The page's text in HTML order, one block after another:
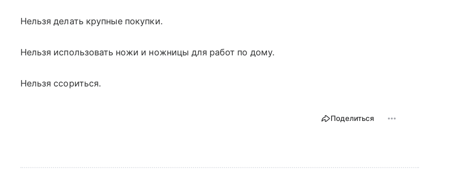
Нельзя делать крупные покупки.
Нельзя использовать ножи и ножницы для работ по дому.
Нельзя ссориться.
Поделиться